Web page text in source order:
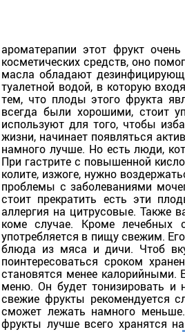
ароматерапии этот фрукт
косметических средств, оно
масла обладают
туалетной водой, в которую
тем, что плоды этого фрукта
всегда были хорошими, стоит
используют для того, чтобы
жизни, начинает появляться
намного лучше. Но есть люди,
При гастрите с повышенной
колите, изжоге, нужно
проблемы с заболеваниями
стоит прекратить есть эти
аллергия на цитрусовые. Также
коме случае. Кроме лечебных
употребляется в пищу свежим.
блюда из мяса и дичи. Чтоб
поинтересоваться сроком
становятся менее калорийными.
меню. Он будет тонизировать и
свежие фрукты рекомендуется
сможет лежать намного
фрукты лучше всего хранятся